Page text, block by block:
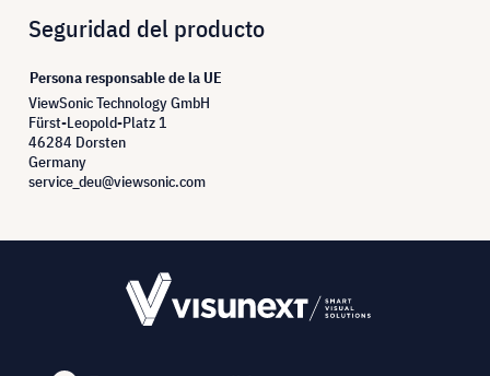
Seguridad del producto
Persona responsable de la UE
ViewSonic Technology GmbH
Fürst-Leopold-Platz 1
46284 Dorsten
Germany
service_deu@viewsonic.com